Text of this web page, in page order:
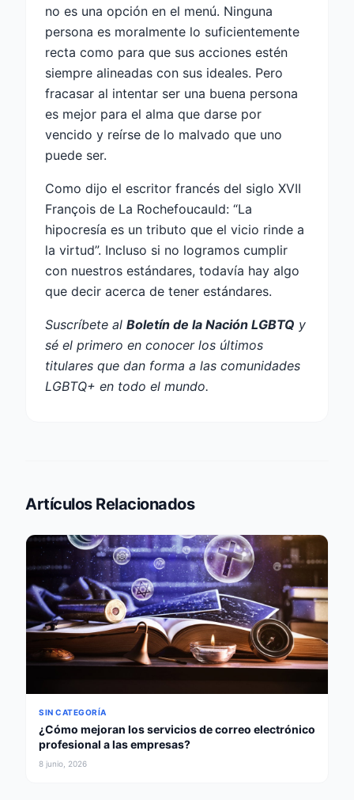
no es una opción en el menú. Ninguna
persona es moralmente lo suficientemente
recta como para que sus acciones estén
siempre alineadas con sus ideales. Pero
fracasar al intentar ser una buena persona
es mejor para el alma que darse por
vencido y reírse de lo malvado que uno
puede ser.
Como dijo el escritor francés del siglo XVII
François de La Rochefoucauld: “La
hipocresía es un tributo que el vicio rinde a
la virtud”. Incluso si no logramos cumplir
con nuestros estándares, todavía hay algo
que decir acerca de tener estándares.
Suscríbete al Boletín de la Nación LGBTQ y
sé el primero en conocer los últimos
titulares que dan forma a las comunidades
LGBTQ+ en todo el mundo.
Artículos Relacionados
SIN CATEGORÍA
¿Cómo mejoran los servicios de correo electrónico
profesional a las empresas?
8 junio, 2026